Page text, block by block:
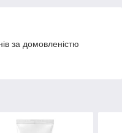
за домовленістю